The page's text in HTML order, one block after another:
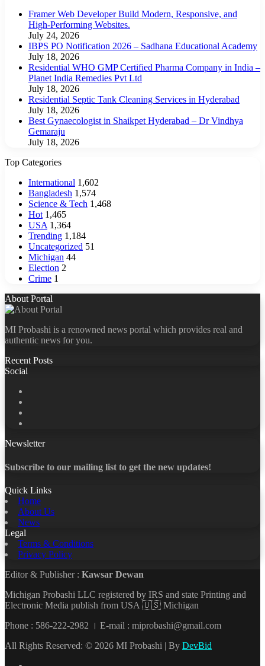
Framer Web Developer Build Modern, Responsive, and
High-Performing Websites.
July 24, 2026
IBPS PO Notification 2026 – Sadhana Educational Academy
July 18, 2026
Residential WHO GMP Certified Pharma Company in India –
Planet India Remedies Pvt Ltd
July 18, 2026
Residential Septic Tank Cleaning Services in Hyderabad
July 18, 2026
Best Gynaecologist in Shaikpet Hyderabad – Dr Vindhya
Gemaraju
July 18, 2026
Top Categories
International 1,602
Bangladesh 1,574
Science & Tech 1,468
Hot 1,465
USA 1,364
Trending 1,184
Uncategorized 51
Michigan 44
Election 2
Crime 1
About Portal
MI Probashi is a renowned news portal which provides real and
authentic news for you.
Recent Posts
Social
Newsletter
Subscribe to our mailing list to get the new updates!
Quick Links
Home
About Us
News
Legal
Terms & Conditions
Privacy Policy
Editor & Publisher : Kawsar Dewan
Michigan Probashi LLC registered by IRS and state Printing and
Electronic Media publish from USA 🇺🇸 Michigan
Phone : 586-222-2982 । E-mail : miprobashi@gmail.com
All Rights Reserved: © 2026 MI Probashi | By DevBid